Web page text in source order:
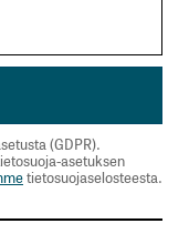
(GDPR).
asetuksen
tietosuojaselosteesta.